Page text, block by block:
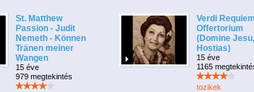
St. Matthew
Passion - Judit
Nemeth - Können
Tränen meiner
Wangen
15 éve
979 megtekintés
Verdi
Offertorium
(Domine Jesu,
Hostias)
15 éve
1165
tozikek